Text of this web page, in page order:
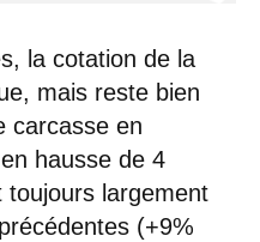
la cotation de la
mais reste bien
carcasse en
hausse de 4
largement
(+9%